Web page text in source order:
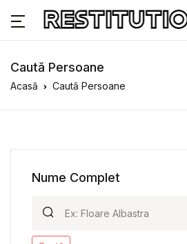
Caută Persoane
Acasă Caută Persoane
Nume Complet